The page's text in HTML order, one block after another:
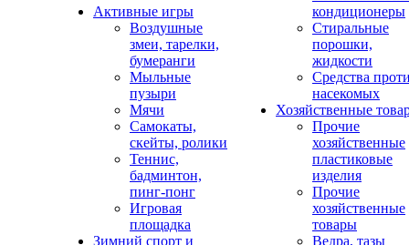
Активные игры
Воздушные
змеи, тарелки,
бумеранги
Мыльные
пузыри
Мячи
Самокаты,
скейты, ролики
Теннис,
бадминтон,
пинг-понг
Игровая
площадка
Зимний спорт и
кондиционеры
Стиральные
порошки,
жидкости
Средства
насекомых
Хозяйственные
Прочие
хозяйственные
пластиковые
изделия
Прочие
хозяйственные
товары
Ведра, тазы